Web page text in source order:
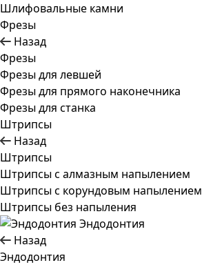
Шлифовальные камни
Фрезы
Назад
Фрезы
Фрезы для левшей
Фрезы для прямого наконечника
Фрезы для станка
Штрипсы
Назад
Штрипсы
Штрипсы c алмазным напылением
Штрипсы c корундовым напылением
Штрипсы без напыления
Эндодонтия
Назад
Эндодонтия